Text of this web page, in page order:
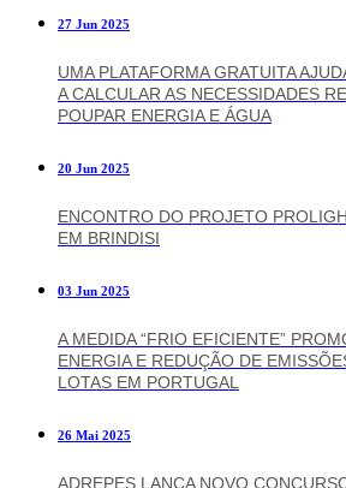
27 Jun 2025
UMA PLATAFORMA GRATUITA
A CALCULAR AS NECESSIDADES
POUPAR ENERGIA E ÁGUA
20 Jun 2025
ENCONTRO DO PROJETO
EM BRINDISI
03 Jun 2025
A MEDIDA “FRIO EFICIENTE”
ENERGIA E REDUÇÃO DE
LOTAS EM PORTUGAL
26 Mai 2025
ADREPES LANÇA NOVO